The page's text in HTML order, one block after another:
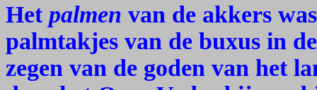
Het palmen van de akkers
palmtakjes van de buxus in
zegen van de goden van het